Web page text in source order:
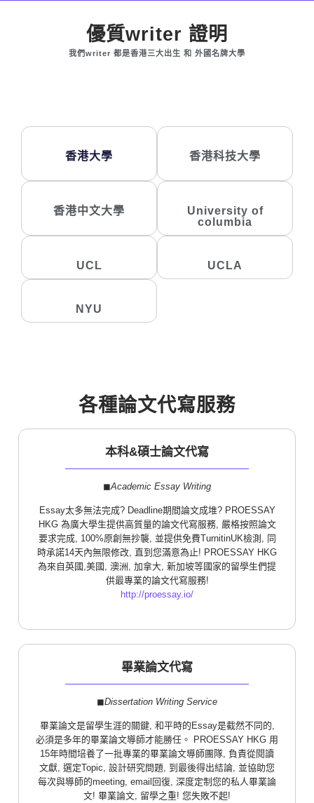
優質writer 證明
我們writer 都是香港三大出生 和 外國名牌大學
香港大學 香港科技大學
香港中文大學
University of
columbia
UCL UCLA
NYU
各種論文代寫服務
本科&碩士論文代寫
◼︎Academic Essay Writing
Essay太多無法完成? Deadline期間論文成堆? PROESSAY
HKG 為廣大學生提供高質量的論文代寫服務, 嚴格按照論文
要求完成, 100%原創無抄襲, 並提供免費TurnitinUK檢測, 同
時承諾14天內無限修改, 直到您滿意為止! PROESSAY HKG
為來自英國,美國, 澳洲, 加拿大, 新加坡等國家的留學生們提
供最專業的論文代寫服務!
http://proessay.io/
畢業論文代寫
◼︎Dissertation Writing Service
畢業論文是留學生涯的關鍵, 和平時的Essay是截然不同的,
必須是多年的畢業論文導師才能勝任。 PROESSAY HKG 用
15年時間培養了一批專業的畢業論文導師團隊, 負責從閱讀
文獻, 選定Topic, 設計研究問題, 到最後得出結論, 並協助您
每次與導師的meeting, email回復, 深度定制您的私人畢業論
文! 畢業論文, 留學之重! 您失敗不起!